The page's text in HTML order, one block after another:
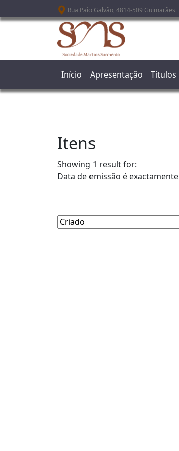
Passar para o conteúdo principal
Rua Paio Galvão, 4814-509 Guimarães
Início Apresentação Títulos
Itens
Showing 1 result for:
Data de emissão é exactamente